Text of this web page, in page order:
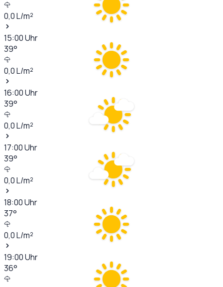
0,0L/m²
15:00Uhr
39°
0,0L/m²
16:00Uhr
39°
0,0L/m²
17:00Uhr
39°
0,0L/m²
18:00Uhr
37°
0,0L/m²
19:00Uhr
36°